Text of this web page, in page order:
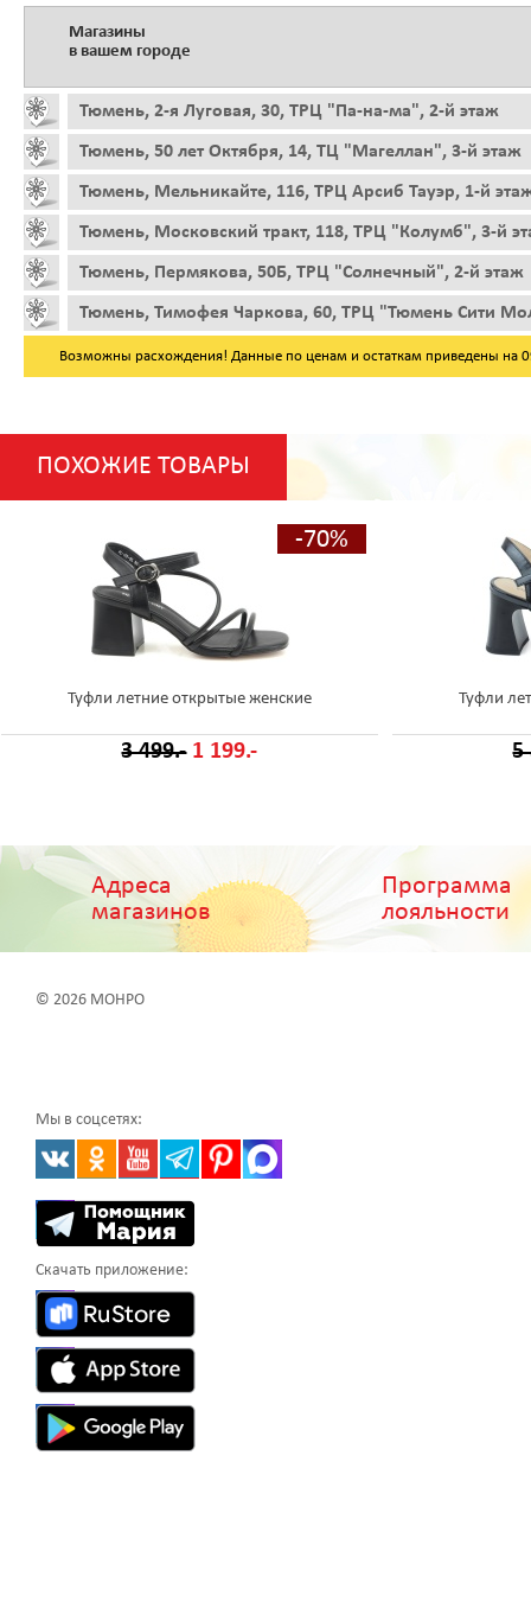
Магазины
в вашем городе
Тюмень, 2-я Луговая, 30, ТРЦ "Па-на-ма", 2-й этаж
Тюмень, 50 лет Октября, 14, ТЦ "Магеллан", 3-й этаж
Тюмень, Мельникайте, 116, ТРЦ Арсиб Тауэр, 1-й
Тюмень, Московский тракт, 118, ТРЦ "Колумб", 3-й
Тюмень, Пермякова, 50Б, ТРЦ "Солнечный", 2-й этаж
Тюмень, Тимофея Чаркова, 60, ТРЦ "Тюмень Сити
Возможны расхождения! Данные по ценам и остаткам приведены на
ПОХОЖИЕ ТОВАРЫ
-70%
Туфли летние открытые женские
3 499.- 1 199.-
Туфли
5
Адреса
магазинов
Программа
лояльности
© 2026 МОНРО
Мы в соцсетях:
Скачать приложение: